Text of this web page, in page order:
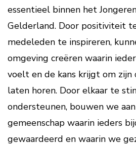
essentieel binnen het
Gelderland. Door positiviteit
medeleden te inspireren,
omgeving creëren waarin
voelt en de kans krijgt om
laten horen. Door elkaar te
ondersteunen, bouwen we
gemeenschap waarin ieders
gewaardeerd en waarin we